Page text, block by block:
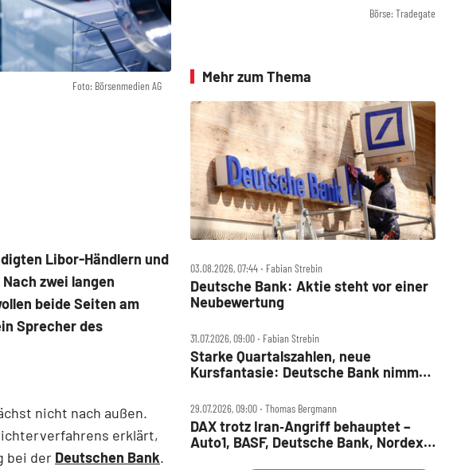
Foto: Börsenmedien AG
Libor-Händlern und
zwei langen
beide Seiten am
Sprecher des
nicht nach außen.
erklärt,
bei der Deutschen Bank.
Börse: Tradegate
Mehr zum Thema
03.08.2026, 07:44 ‧ Fabian Strebin
Deutsche Bank: Aktie steht vor einer
Neubewertung
31.07.2026, 09:00 ‧ Fabian Strebin
Starke Quartalszahlen, neue
Kursfantasie: Deutsche Bank nimmt
29.07.2026, 09:00 ‧ Thomas Bergmann
DAX trotz Iran‑Angriff behauptet –
Auto1, BASF, Deutsche Bank, Nordex,